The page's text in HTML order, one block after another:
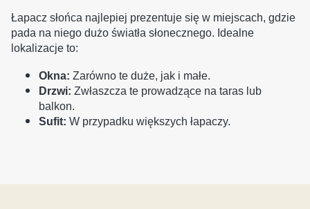
Łapacz słońca najlepiej prezentuje się w miejscach, gdzie
pada na niego dużo światła słonecznego. Idealne
lokalizacje to:
Okna: Zarówno te duże, jak i małe.
Drzwi: Zwłaszcza te prowadzące na taras lub
balkon.
Sufit: W przypadku większych łapaczy.